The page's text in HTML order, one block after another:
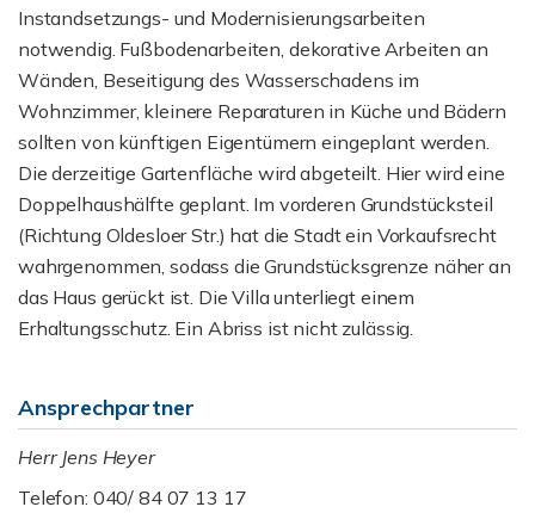
Instandsetzungs- und Modernisierungsarbeiten
notwendig. Fußbodenarbeiten, dekorative Arbeiten an
Wänden, Beseitigung des Wasserschadens im
Wohnzimmer, kleinere Reparaturen in Küche und Bädern
sollten von künftigen Eigentümern eingeplant werden.
Die derzeitige Gartenfläche wird abgeteilt. Hier wird eine
Doppelhaushälfte geplant. Im vorderen Grundstücksteil
(Richtung Oldesloer Str.) hat die Stadt ein Vorkaufsrecht
wahrgenommen, sodass die Grundstücksgrenze näher an
das Haus gerückt ist. Die Villa unterliegt einem
Erhaltungsschutz. Ein Abriss ist nicht zulässig.
Ansprechpartner
Herr Jens Heyer
Telefon: 040/ 84 07 13 17